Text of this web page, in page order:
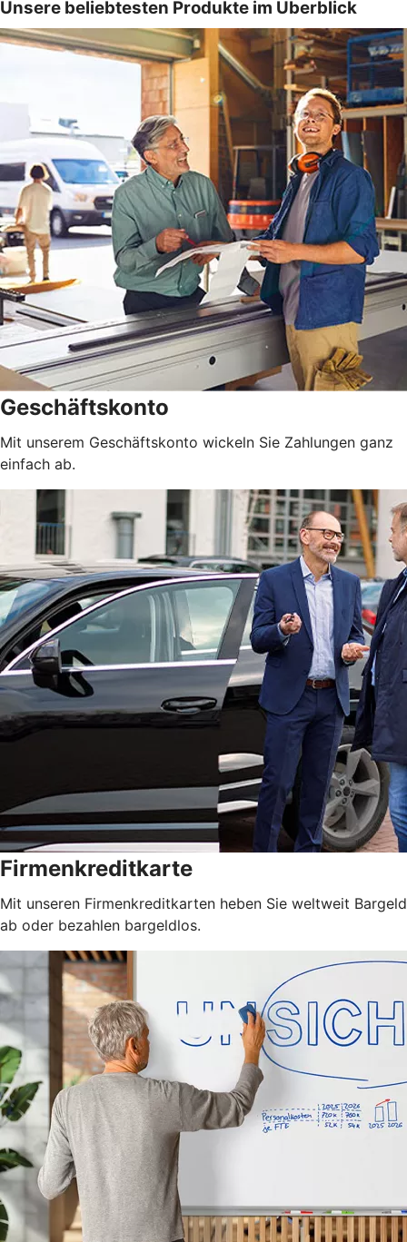
Unsere beliebtesten Produkte im Überblick
Geschäftskonto
Mit unserem Geschäftskonto wickeln Sie Zahlungen ganz
einfach ab.
Firmenkreditkarte
Mit unseren Firmenkreditkarten heben Sie weltweit Bargeld
ab oder bezahlen bargeldlos.